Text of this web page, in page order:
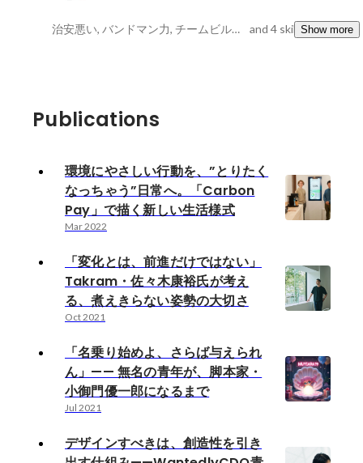
治安悪い, バンドマン力, チームビルディング and 4 skillsShow more
Publications
環境にやさしい行動を、”とりたく
なっちゃう”日常へ。「Carbon
Pay」で描く新しい生活様式
Mar 2022
「変化とは、前進だけではない」
Takram・佐々木康裕氏が考え
る、煮えきらない姿勢の大切さ
Oct 2021
「名乗り始めよ、さらば与えられ
ん」—— 無名の青年が、脚本家・
小御門優一郎になるまで
Jul 2021
デザインすべきは、創造性を引き